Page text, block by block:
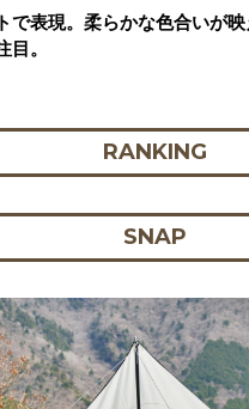
で表現。柔らかな色合いが
目。
RANKING
SNAP